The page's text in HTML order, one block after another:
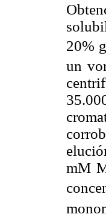
20%
un
mM